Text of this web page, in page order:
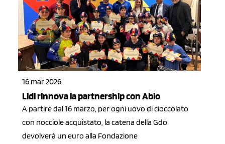
16 mar 2026
Lidl rinnova la partnership con Abio
A partire dal 16 marzo, per ogni uovo di cioccolato
con nocciole acquistato, la catena della Gdo
devolverà un euro alla Fondazione